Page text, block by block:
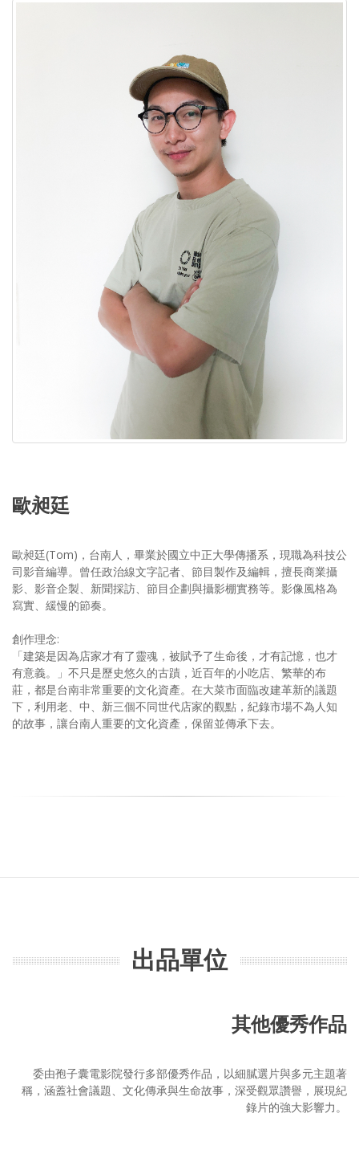
歐昶廷
歐昶廷(Tom)，台南人，畢業於國立中正大學傳播系，現職為科技公
司影音編導。曾任政治線文字記者、節目製作及編輯，擅長商業攝
影、影音企製、新聞採訪、節目企劃與攝影棚實務等。影像風格為
寫實、緩慢的節奏。
創作理念:
「建築是因為店家才有了靈魂，被賦予了生命後，才有記憶，也才
有意義。」不只是歷史悠久的古蹟，近百年的小吃店、繁華的布
莊，都是台南非常重要的文化資產。在大菜市面臨改建革新的議題
下，利用老、中、新三個不同世代店家的觀點，紀錄市場不為人知
的故事，讓台南人重要的文化資產，保留並傳承下去。
出品單位
其他優秀作品
委由孢子囊電影院發行多部優秀作品，以細膩選片與多元主題著
稱，涵蓋社會議題、文化傳承與生命故事，深受觀眾讚譽，展現紀
錄片的強大影響力。